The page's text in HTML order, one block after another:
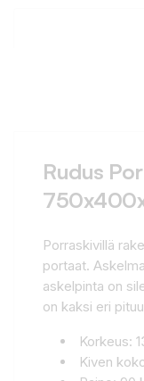
Rudus
Porraskivillä
portaat.
askelpinta on
on kaksi eri
Korkeus:
Kiven